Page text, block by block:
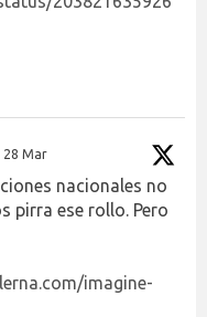
28 Mar
nacionales no
pirra ese rollo. Pero
imagine-